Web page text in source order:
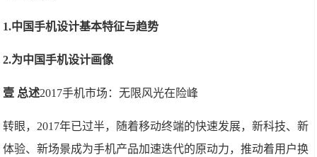
1.中国手机设计基本特征与趋势
2.为中国手机设计画像
壹 总述2017手机市场：无限风光在险峰
转眼，2017年已过半，随着移动终端的快速发展，新科技、新
体验、新场景成为手机产品加速迭代的原动力，推动着用户换